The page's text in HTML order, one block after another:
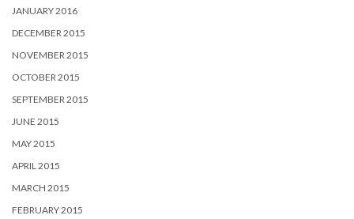
JANUARY 2016
DECEMBER 2015
NOVEMBER 2015
OCTOBER 2015
SEPTEMBER 2015
JUNE 2015
MAY 2015
APRIL 2015
MARCH 2015
FEBRUARY 2015